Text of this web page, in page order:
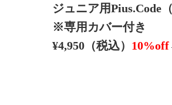
ジュニア用Pius.Code
※専用カバー付き
¥4,950（税込） 10%off